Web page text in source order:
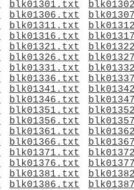
blk01301.txt
blk01306.txt
blk01311.txt
blk01316.txt
blk01321.txt
blk01326.txt
blk01331.txt
blk01336.txt
blk01341.txt
blk01346.txt
blk01351.txt
blk01356.txt
blk01361.txt
blk01366.txt
blk01371.txt
blk01376.txt
blk01381.txt
blk01386.txt